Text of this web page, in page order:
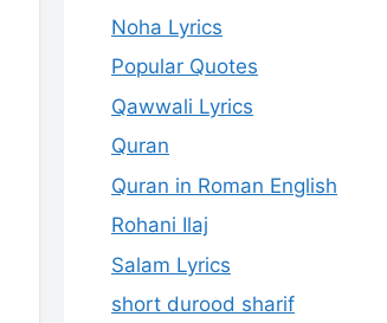
Noha Lyrics
Popular Quotes
Qawwali Lyrics
Quran
Quran in Roman English
Rohani Ilaj
Salam Lyrics
short durood sharif